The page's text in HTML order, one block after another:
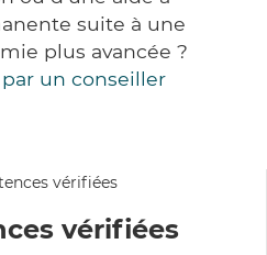
suite à une
plus avancée ?
un conseiller
vérifiées